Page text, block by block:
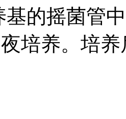
的摇菌管
培养。培